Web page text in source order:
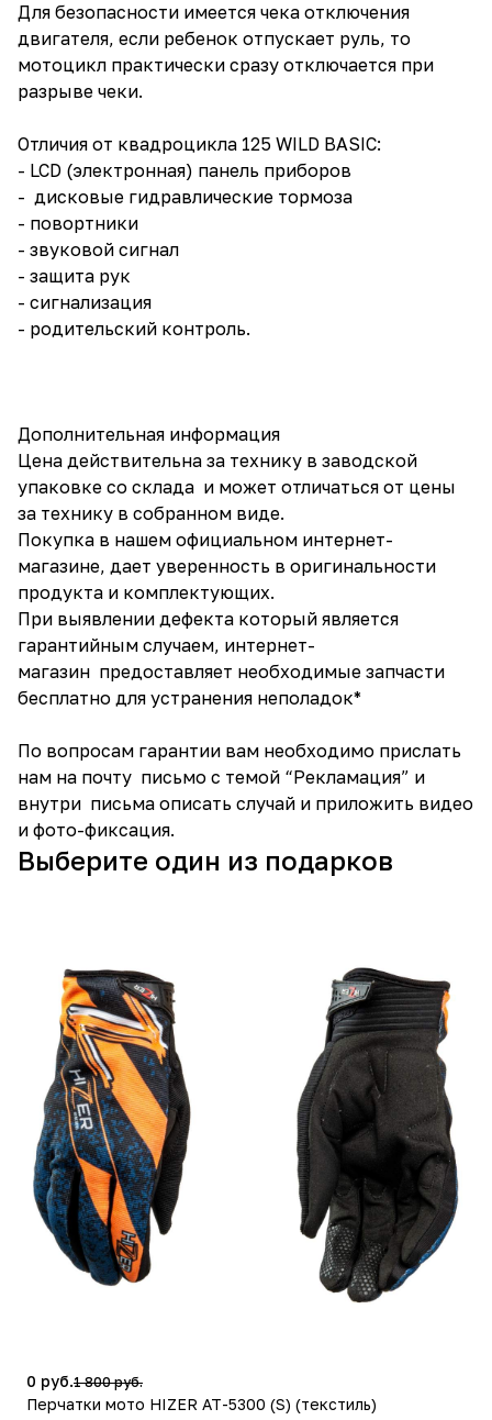
Для безопасности имеется чека отключения
двигателя, если ребенок отпускает руль, то
мотоцикл практически сразу отключается при
разрыве чеки.
Отличия от квадроцикла 125 WILD BASIC:
- LCD (электронная) панель приборов
- дисковые гидравлические тормоза
- повортники
- звуковой сигнал
- защита рук
- сигнализация
- родительский контроль.
Дополнительная информация
Цена действительна за технику в заводской
упаковке со склада и может отличаться от цены
за технику в собранном виде.
Покупка в нашем официальном интернет-
магазине, дает уверенность в оригинальности
продукта и комплектующих.
При выявлении дефекта который является
гарантийным случаем, интернет-
магазин предоставляет необходимые запчасти
бесплатно для устранения неполадок*
По вопросам гарантии вам необходимо прислать
нам на почту письмо с темой “Рекламация” и
внутри письма описать случай и приложить видео
и фото-фиксация.
Выберите один из подарков
0 руб.1 800 руб.
Перчатки мото HIZER AT-5300 (S) (текстиль)